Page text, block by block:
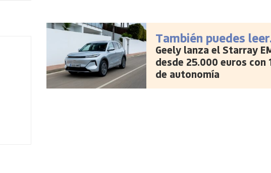
También puedes
Geely lanza el Starray
desde 25.000 euros
de autonomía